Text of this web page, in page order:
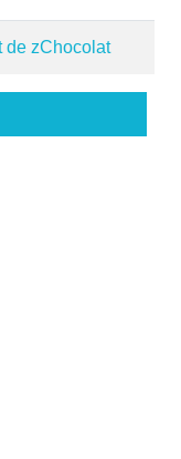
de zChocolat